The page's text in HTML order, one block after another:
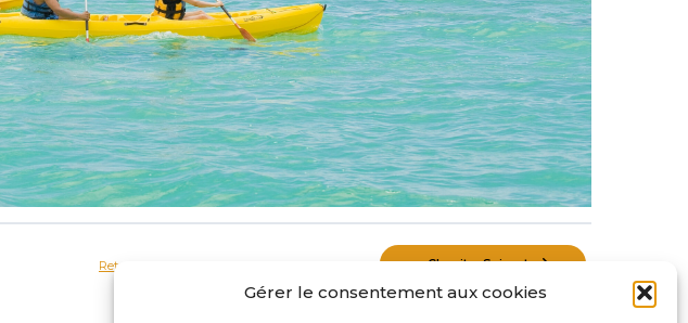
Gérer le consentement aux cookies
Retour à la Escale Chapitre Suivant